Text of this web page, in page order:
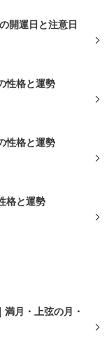
開運日と注意日
性格と運勢
性格と運勢
格と運勢
月・上弦の月・